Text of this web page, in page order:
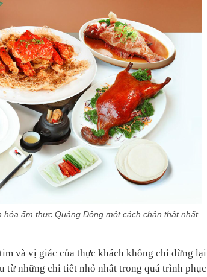
ẩm thực Quảng Đông một cách chân thật nhất.
và vị giác của thực khách không chỉ dừng lại
từ những chi tiết nhỏ nhất trong quá trình phục